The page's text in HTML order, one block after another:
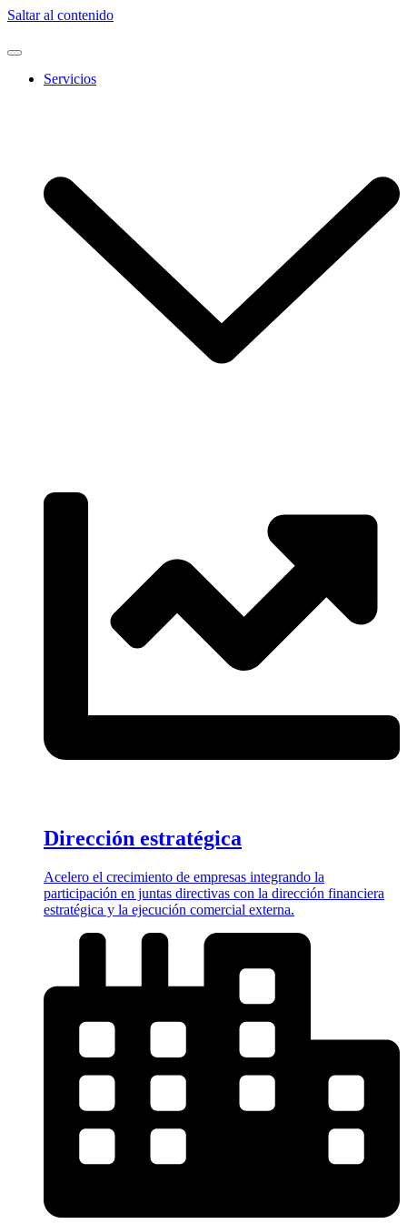
Saltar al contenido
Servicios
Dirección estratégica
Acelero el crecimiento de empresas integrando la
participación en juntas directivas con la dirección financiera
estratégica y la ejecución comercial externa.